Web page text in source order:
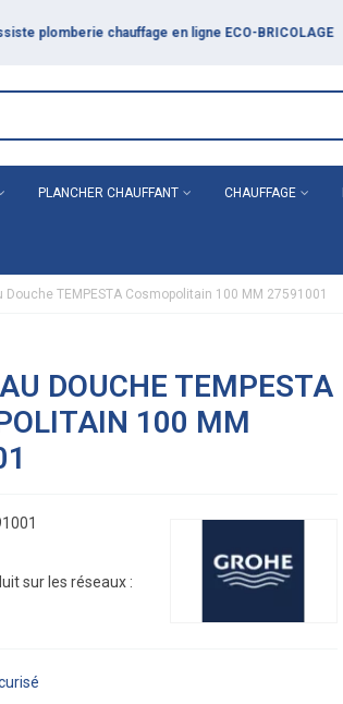
PLANCHER CHAUFFANT CHAUFFAGE
Douche TEMPESTA Cosmopolitain 100 MM 27591001
DOUCHE TEMPESTA
100 MM